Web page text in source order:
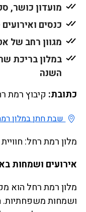
מועדון כושר,
כנסים ואירועים - 14
מגוון רחב של
במלון בריכת
השנה
כתובת: קיבוץ רמת
שבת חתן במלון
מלון רמת רחל:
אירועים ושמחות
מלון רמת רחל הוא
ושמחות משפחתיות.